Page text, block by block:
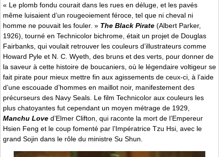
« Le plomb fondu courait dans les rues en déluge, et les pavés
même luisaient d’un rougeoiement féroce, tel que ni cheval ni
homme ne pouvait les fouler. » The Black Pirate (Albert Parker,
1926), tourné en Technicolor bichrome, était un projet de Douglas
Fairbanks, qui voulait retrouver les couleurs d’illustrateurs comme
Howard Pyle et N. C. Wyeth, des bruns et des verts, pour donner de
la saveur à cette histoire de boucaniers, où le légendaire voltigeur se
fait pirate pour mieux mettre fin aux agissements de ceux-ci, à l’aide
d’une escouade d’hommes en maillot noir, manifestement des
précurseurs des Navy Seals. Le film Technicolor aux couleurs les
plus chatoyantes fut cependant un moyen métrage de 1929,
Manchu Love d’Elmer Clifton, qui raconte la mort de l’Empereur
Hsien Feng et le coup fomenté par l’Impératrice Tzu Hsi, avec le
grand Sojin dans le rôle du ministre Su Shun.